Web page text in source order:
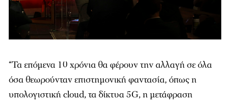
“Τα επόμενα 10 χρόνια θα φέρουν την αλλαγή σε όλα
όσα θεωρούνταν επιστημονική φαντασία, όπως η
υπολογιστικήcloud, τα δίκτυα 5G, η μετάφραση